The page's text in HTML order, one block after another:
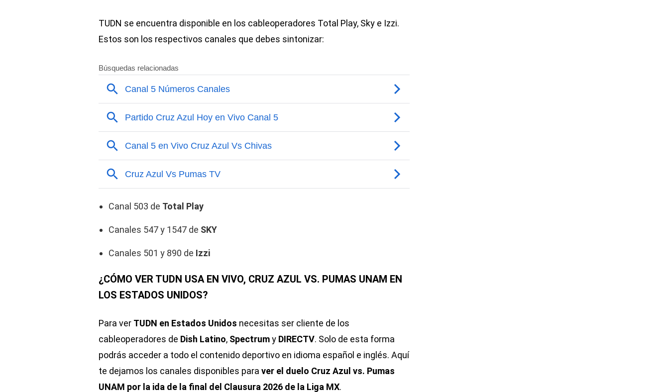
TUDN se encuentra disponible en los cableoperadores Total Play, Sky e Izzi.
Estos son los respectivos canales que debes sintonizar:
Canal 503 de Total Play
Canales 547 y 1547 de SKY
Canales 501 y 890 de Izzi
¿CÓMO VER TUDN USA EN VIVO, CRUZ AZUL VS. PUMAS UNAM EN
LOS ESTADOS UNIDOS?
Para ver TUDN en Estados Unidos necesitas ser cliente de los
cableoperadores de Dish Latino, Spectrumy DIRECTV. Solo de esta forma
podrás acceder a todo el contenido deportivo en idioma español e inglés. Aquí
te dejamos los canales disponibles para ver el duelo Cruz Azul vs. Pumas
UNAM por la ida de la final del Clausura 2026 de la Liga MX.